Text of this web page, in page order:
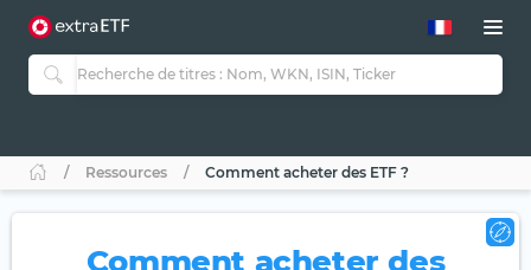
Ressources Comment acheter des ETF ?
Comment acheter des